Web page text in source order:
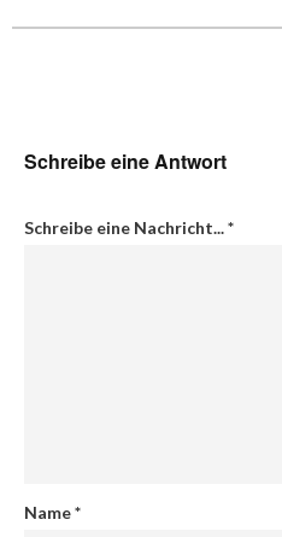
Schreibe eine Antwort
Schreibe eine Nachricht...*
Name*